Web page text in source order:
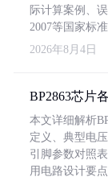
际计算案例、
2007等国家标准
2026年8月4日
BP2863芯片
本文详细解析
定义、典型电
引脚参数对照
用电路设计要